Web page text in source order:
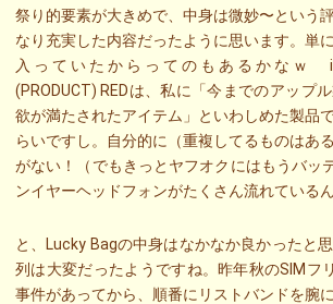
祭り的要素が大きめで、中身は微妙〜という
なり充実した内容だったように思います。単
入っていたからってのもあるかなｗ
(PRODUCT) REDは、私に「今までのアップ
欲が満たされたアイテム」といわしめた製品
らいですし。自分的に（重複してるものはあ
がない！（でもきっとヤフオクにはもうバッ
ンイヤーヘッドフォンがたくさん流れているん
と、Lucky Bagの中身はなかなか良かったと
列は大変だったようですね。昨年秋のSIMフ
事件があってから、順番にリストバンドを腕